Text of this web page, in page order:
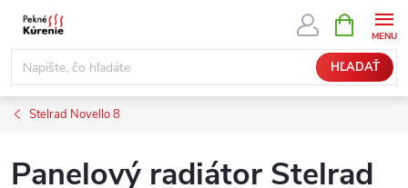
Prejsť
obsah
HĽADAŤ
KOŠÍK
Stelrad Novello 8
Panelový radiátor Stelrad